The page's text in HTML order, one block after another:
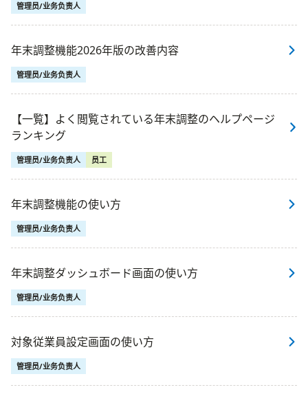
管理员/业务负责人
年末調整機能2026年版の改善内容
管理员/业务负责人
【一覧】よく閲覧されている年末調整のヘルプページ
ランキング
管理员/业务负责人 员工
年末調整機能の使い方
管理员/业务负责人
年末調整ダッシュボード画面の使い方
管理员/业务负责人
対象従業員設定画面の使い方
管理员/业务负责人